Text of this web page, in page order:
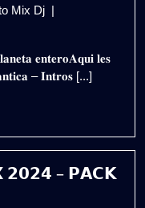
Mix Dj 𝗣𝗔𝗖𝗞
𝗜𝗡𝗧𝗥𝗢𝗦
𝗥𝗘𝗠𝗜𝗫
|
𝐞𝐧𝐭𝐞𝐫𝐨𝐀𝐪𝐮𝐢 𝐥𝐞𝐬
– 𝐈𝐧𝐭𝐫𝐨𝐬 [...]
– 𝗣𝗔𝗖𝗞